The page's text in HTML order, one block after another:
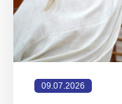
09.07.2026